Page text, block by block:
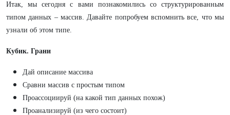
Итак, мы сегодня с вами познакомились со структурированным
типом данных – массив. Давайте попробуем вспомнить все, что мы
узнали об этом типе.
Кубик. Грани
Дай описание массива
Сравни массив с простым типом
Проассоциируй (на какой тип данных похож)
Проанализируй (из чего состоит)